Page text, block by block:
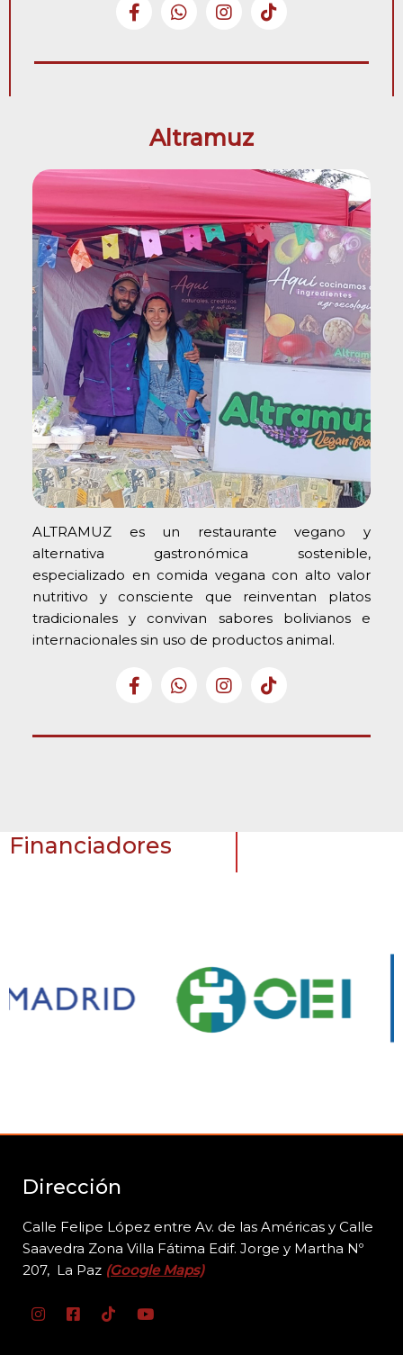
Altramuz
ALTRAMUZ es un restaurante vegano y
alternativa gastronómica sostenible,
especializado en comida vegana con alto valor
nutritivo y consciente que reinventan platos
tradicionales y convivan sabores bolivianos e
internacionales sin uso de productos animal.
Financiadores
Dirección
Calle Felipe López entre Av. de las Américas y Calle
Saavedra Zona Villa Fátima Edif. Jorge y Martha Nº
207, La Paz (Google Maps)